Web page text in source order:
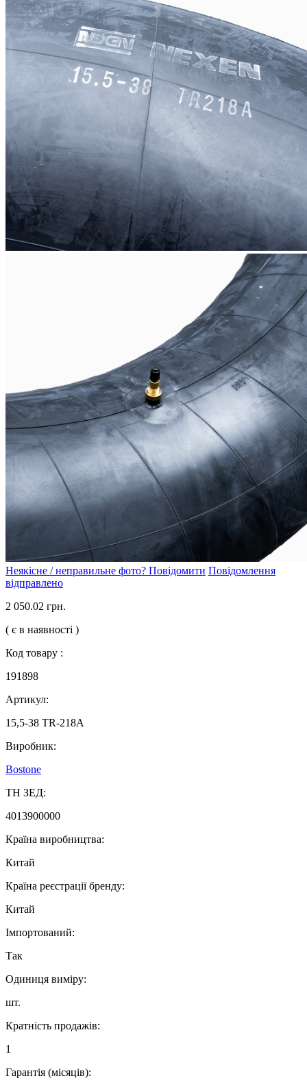
Неякісне / неправильне фото? Повідомити Повідомлення
відправлено
2 050.02 грн.
( є в наявності )
Код товару :
191898
Артикул:
15,5-38 TR-218A
Виробник:
Bostone
ТН ЗЕД:
4013900000
Країна виробництва:
Китай
Країна реєстрації бренду:
Китай
Імпортований:
Так
Одиниця виміру:
шт.
Кратність продажів:
1
Гарантія (місяців):